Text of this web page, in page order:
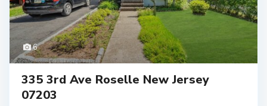
6
335 3rd Ave Roselle New Jersey
07203